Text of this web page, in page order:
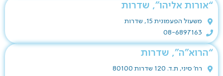
“אורות אליהו”, שדרות
משעול הפעמונית 15, שדרות
08-6897163
“הרוא”ה”, שדרות
רח' סיני, ת.ד. 120 שדרות 80100